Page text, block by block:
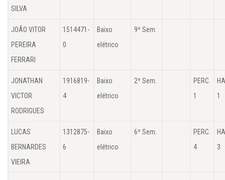
SILVA
JOÃO VITOR
PEREIRA
FERRARI
1514471-
0
Baixo
elétrico
9º Sem.
JONATHAN
VICTOR
RODRIGUES
1916819-
4
Baixo
elétrico
2º Sem.
PERC.
1
1
LUCAS
BERNARDES
VIEIRA
1312875-
6
Baixo
elétrico
6º Sem.
PERC.
4
3